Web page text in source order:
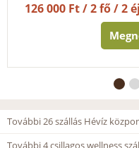
126 000 Ft / 2 fő / 2
További 26 szállás Hévíz
További 4 csillagos wellness